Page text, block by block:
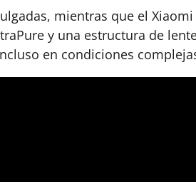
mientras que el
y una estructura de
en condiciones